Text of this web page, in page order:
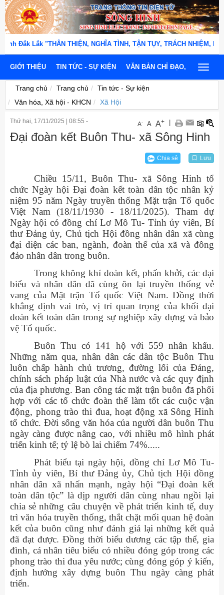
THIỆN, NGHĨA TÌNH, TẬN TỤY, TRÁCH NHIỆM, KỶ CƯƠNG,
GIỚI THIỆU TIN TỨC - SỰ KIỆN VĂN BẢN CHỈ ĐẠO, ĐIỀU HÀNH
Toggle
Trang chủ Trang chủ
Tin tức - Sự kiện
Văn hóa, Xã hội - KHCN
Xã Hội
Thứ hai, 17/11/2025 08:55 - A- A A+
Đại đoàn kết Buôn Thu- xã Sông Hinh
Chia sẻ Lưu
Chiều 15/11, Buôn Thu- xã Sông Hinh tổ
chức Ngày hội Đại đoàn kết toàn dân tộc nhân kỷ
niệm 95 năm Ngày truyền thống Mặt trận Tổ quốc
Việt Nam (18/11/1930 - 18/11/2025).
Tham dự
Ngày hội có đồng chí Lơ Mô Tu- Tỉnh ủy viên, Bí
thư Đảng ủy, Chủ tịch Hội đồng nhân dân xã cùng
đại diện các ban, ngành, đoàn thể của xã và đông
đảo nhân dân trong buôn.
Trong không khí đoàn kết, phấn khởi, các đại
biểu và nhân dân đã cùng ôn lại truyền thống vẻ
vang của Mặt trận Tổ quốc Việt Nam. Đồng thời
khẳng định vai trò, vị trí quan trọng của khối đại
đoàn kết toàn dân trong sự nghiệp xây dựng và bảo
vệ Tổ quốc.
Buôn Thu có 141 hộ với 559 nhân khẩu.
Những năm qua, nhân dân các dân tộc Buôn Thu
luôn chấp hành chủ trương, đường lối của Đảng,
chính sách pháp luật của Nhà nước và các quy định
của địa phương. Ban công tác mặt trận buôn đã phối
hợp với các tổ chức đoàn thể làm tốt các cuộc vận
động, phong trào thi đua, hoạt động xã Sông Hinh
tổ chức. Đời sống văn hóa của người dân buôn Thu
ngày càng được nâng cao, với nhiều mô hình phát
triển kinh tế; tỷ lệ bò lai chiếm 74%.....
Phát biểu tại ngày hội, đồng chí Lơ Mô Tu-
Tỉnh ủy viên, Bí thư Đảng ủy, Chủ tịch Hội đồng
nhân dân xã nhấn mạnh, ngày hội “Đại đoàn kết
toàn dân tộc” là dịp người dân cùng nhau ngồi lại
chia sẻ những câu chuyện về phát triển kinh tế, duy
trì văn hóa truyền thống, thắt chặt mối quan hệ đoàn
kết của buôn cũng như đánh giá lại những kết quả
đã đạt được. Đồng thời biểu dương các tập thể, gia
đình, cá nhân tiêu biểu có nhiều đóng góp trong các
phong trào thi đua yêu nước; cùng đóng góp ý kiến,
định hướng xây dựng buôn Thu ngày càng phát
triển.